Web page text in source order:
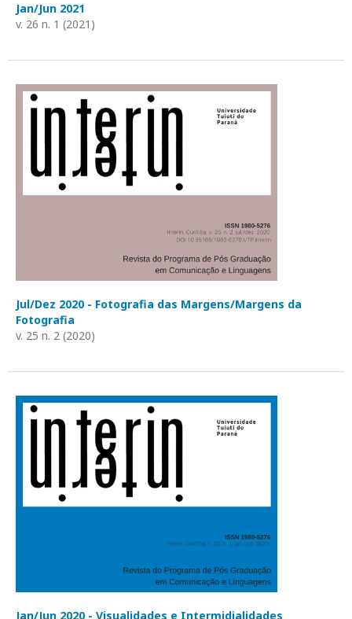
Jan/Jun 2021
v. 26 n. 1 (2021)
Jul/Dez 2020 - Fotografia das Margens/Margens da
Fotografia
v. 25 n. 2 (2020)
Jan/Jun 2020 - Visualidades e Intermidialidades